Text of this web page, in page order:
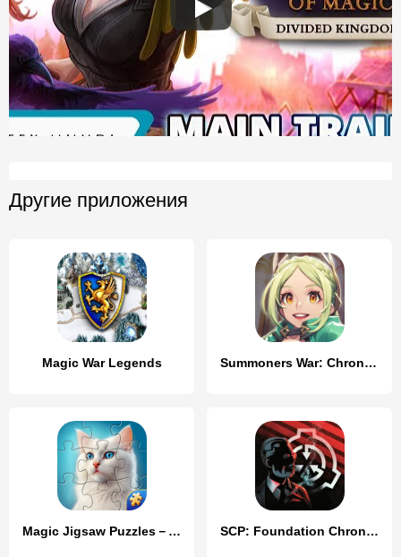
Другие приложения
Magic War Legends Summoners War: Chronicles
Magic Jigsaw Puzzles－Games HD SCP: Foundation Chronicles